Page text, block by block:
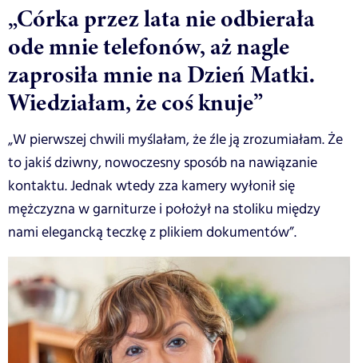
„Córka przez lata nie odbierała
ode mnie telefonów, aż nagle
zaprosiła mnie na Dzień Matki.
Wiedziałam, że coś knuje”
„W pierwszej chwili myślałam, że źle ją zrozumiałam. Że
to jakiś dziwny, nowoczesny sposób na nawiązanie
kontaktu. Jednak wtedy zza kamery wyłonił się
mężczyzna w garniturze i położył na stoliku między
nami elegancką teczkę z plikiem dokumentów”.